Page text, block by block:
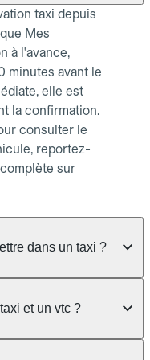
taxi depuis
Mes
à l'avance,
minutes avant le
elle est
la confirmation.
consulter le
reportez-
sur
dans un taxi ?
3 bagages
"Message
et un vtc ?